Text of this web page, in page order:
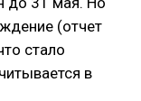
(отчет
стало
в